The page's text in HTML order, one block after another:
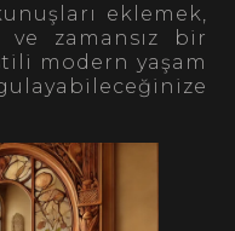
eklemek,
ve zamansız bir
modern yaşam